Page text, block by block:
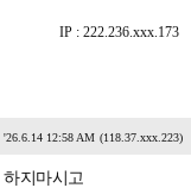
IP : 222.236.xxx.173
'26.6.14 12:58 AM (118.37.xxx.223)
지마시고